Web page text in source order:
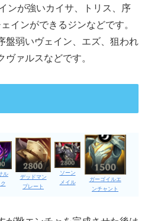
ンが強いカイサ、トリス、序
インができるジンなどです。
盤弱いヴェイン、エズ、狙われ
ヴァルスなどです。
ル
デッドマン
プレート
ソーン
メイル
ガーゴイルエ
ンチャント